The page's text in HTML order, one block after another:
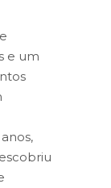
e um